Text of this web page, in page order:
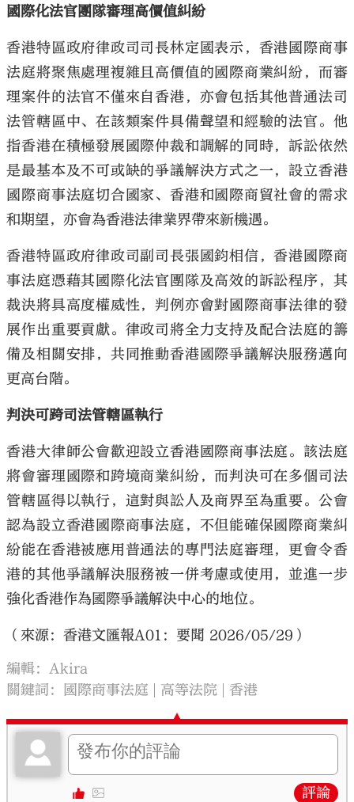
國際化法官團隊審理高價值糾紛
香港特區政府律政司司長林定國表示，香港國際商事
法庭將聚焦處理複雜且高價值的國際商業糾紛，而審
理案件的法官不僅來自香港，亦會包括其他普通法司
法管轄區中、在該類案件具備聲望和經驗的法官。他
指香港在積極發展國際仲裁和調解的同時，訴訟依然
是最基本及不可或缺的爭議解決方式之一，設立香港
國際商事法庭切合國家、香港和國際商貿社會的需求
和期望，亦會為香港法律業界帶來新機遇。
香港特區政府律政司副司長張國鈞相信，香港國際商
事法庭憑藉其國際化法官團隊及高效的訴訟程序，其
裁決將具高度權威性，判例亦會對國際商事法律的發
展作出重要貢獻。律政司將全力支持及配合法庭的籌
備及相關安排，共同推動香港國際爭議解決服務邁向
更高台階。
判決可跨司法管轄區執行
香港大律師公會歡迎設立香港國際商事法庭。該法庭
將會審理國際和跨境商業糾紛，而判決可在多個司法
管轄區得以執行，這對與訟人及商界至為重要。公會
認為設立香港國際商事法庭，不但能確保國際商業糾
紛能在香港被應用普通法的專門法庭審理，更會令香
港的其他爭議解決服務被一併考慮或使用，並進一步
強化香港作為國際爭議解決中心的地位。
（來源：香港文匯報A01：要聞 2026/05/29）
編輯：Akira
關鍵詞：
國際商事法庭 高等法院 香港
評論